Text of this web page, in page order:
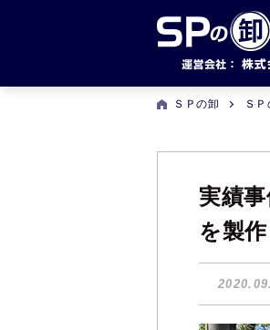
ＳＰの卸 Ｓ
実績
を製作